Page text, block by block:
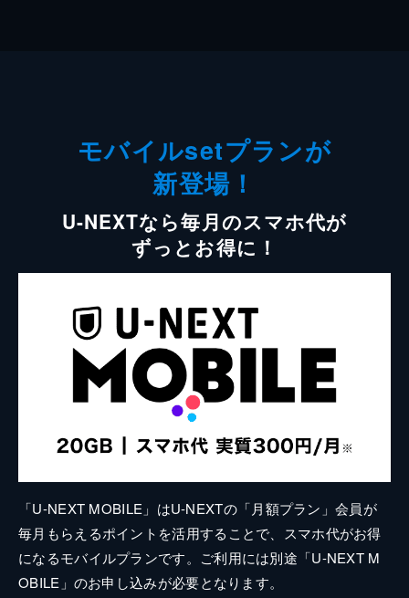
モバイルsetプランが
新登場！
U-NEXTなら毎月のスマホ代が
ずっとお得に！
「U-NEXT MOBILE」はU-NEXTの「月額プラン」会員が
毎月もらえるポイントを活用することで、スマホ代がお得
になるモバイルプランです。ご利用には別途「U-NEXT M
OBILE」のお申し込みが必要となります。